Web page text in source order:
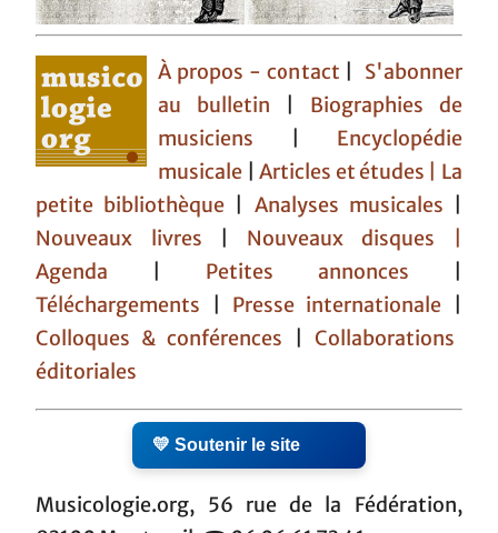
À propos - contact
S'abonner
au bulletin
Biographies de
musiciens
Encyclopédie
musicale |Articles et études | La
petite bibliothèque
Analyses musicales
Nouveaux livres
Nouveaux disques |
Agenda
Petites annonces
Téléchargements
Presse internationale
Colloques & conférences
Collaborations
éditoriales
💛 Soutenir le site
Musicologie.org, 56 rue de la Fédération,